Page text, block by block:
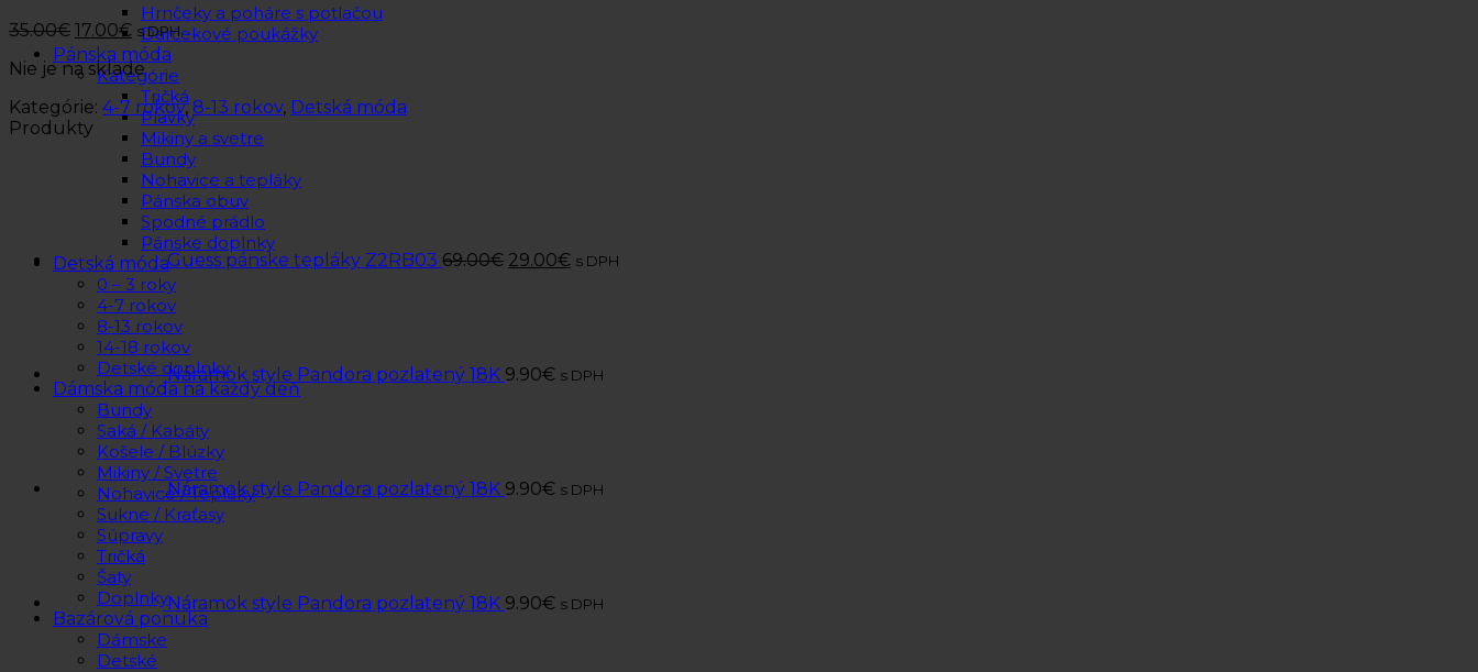
Hrnčeky a poháre s potlačou
Darčekové poukážky
Pánska móda
Kategórie
Tričká
Plavky
Mikiny a svetre
Bundy
Nohavice a tepláky
Pánska obuv
Spodné prádlo
Pánske doplnky
Detská móda
0 – 3 roky
4-7 rokov
8-13 rokov
14-18 rokov
Detské doplnky
Dámska móda na každý deň
Bundy
Saká / Kabáty
Košele / Blúzky
Mikiny / Svetre
Nohavice / Tepláky
Sukne / Kraťasy
Súpravy
Tričká
Šaty
Doplnky
Bazárová ponuka
Dámske
Detské
35.00€ 17.00€ s DPH
Nie je na sklade
Kategórie: 4-7 rokov,8-13 rokov, Detská móda
Produkty
Guess pánske tepláky Z2RB03 69.00€ 29.00€ s DPH
Náramok style Pandora pozlatený 18K 9.90€ s DPH
Náramok style Pandora pozlatený 18K 9.90€ s DPH
Náramok style Pandora pozlatený 18K 9.90€ s DPH